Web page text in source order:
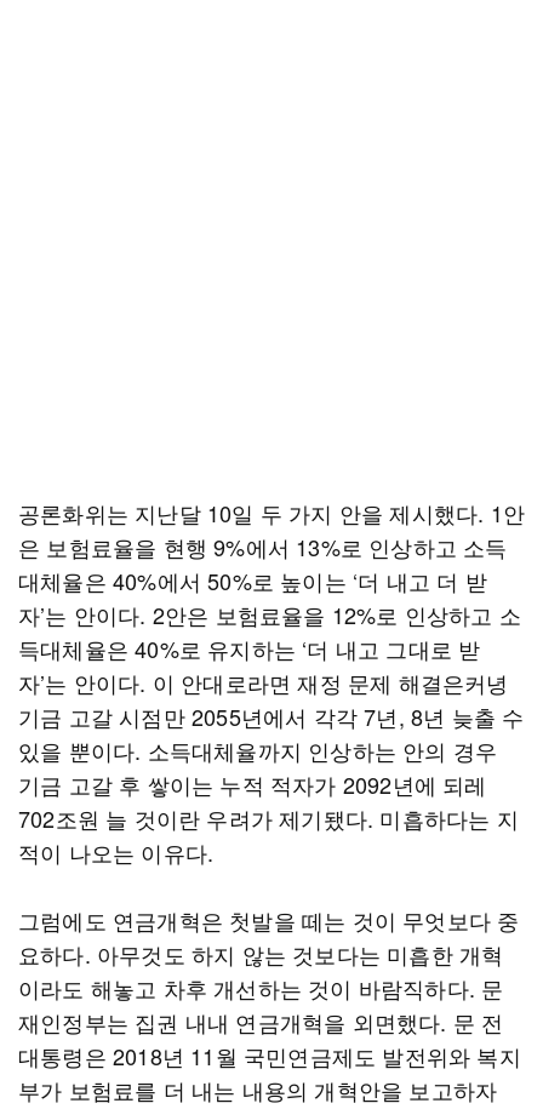
공론화위는 지난달 10일 두 가지 안을 제시했다. 1안
은 보험료율을 현행 9%에서 13%로 인상하고 소득
대체율은 40%에서 50%로 높이는 ‘더 내고 더 받
자’는 안이다. 2안은 보험료율을 12%로 인상하고 소
득대체율은 40%로 유지하는 ‘더 내고 그대로 받
자’는 안이다. 이 안대로라면 재정 문제 해결은커녕
기금 고갈 시점만 2055년에서 각각 7년, 8년 늦출 수
있을 뿐이다. 소득대체율까지 인상하는 안의 경우
기금 고갈 후 쌓이는 누적 적자가 2092년에 되레
702조원 늘 것이란 우려가 제기됐다. 미흡하다는 지
적이 나오는 이유다.
그럼에도 연금개혁은 첫발을 떼는 것이 무엇보다 중
요하다. 아무것도 하지 않는 것보다는 미흡한 개혁
이라도 해놓고 차후 개선하는 것이 바람직하다. 문
재인정부는 집권 내내 연금개혁을 외면했다. 문 전
대통령은 2018년 11월 국민연금제도 발전위와 복지
부가 보험료를 더 내는 내용의 개혁안을 보고하자